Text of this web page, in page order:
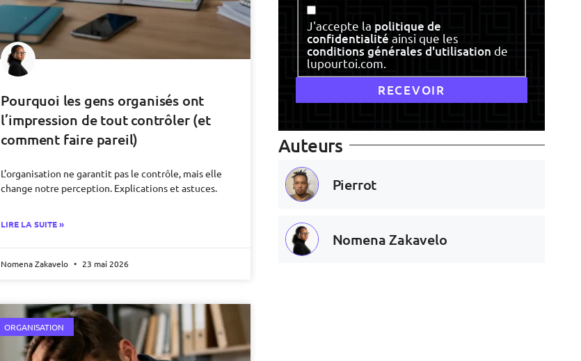
Pourquoi les gens organisés ont
l’impression de tout contrôler (et
comment faire pareil)
L’organisation ne garantit pas le contrôle, mais elle
change notre perception. Explications et astuces.
LIRE LA SUITE »
Nomena Zakavelo 23 mai 2026
ORGANISATION
Consentement
J'accepte la politique de
confidentialitéainsi que les
conditions générales d'utilisationde
lupourtoi.com.
Auteurs
Pierrot
Nomena Zakavelo